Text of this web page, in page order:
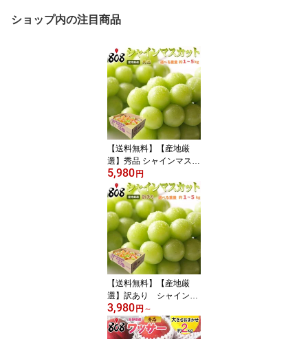
ショップ内の注目商品
【送料無料】【産地厳
選】秀品 シャインマスカ
ット 約1kg 約2kg 約3kg
約4kg 約5kg(北海道沖縄
別途送料加算)
5,980円
【送料無料】【産地厳
選】訳あり シャインマ
スカット 大きさお任
せ 約1kg 約2kg 約3kg
約4kg 約5kg(北海道沖縄
3,980円 ～